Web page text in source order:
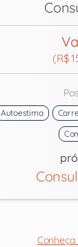
(R$
Autoestima